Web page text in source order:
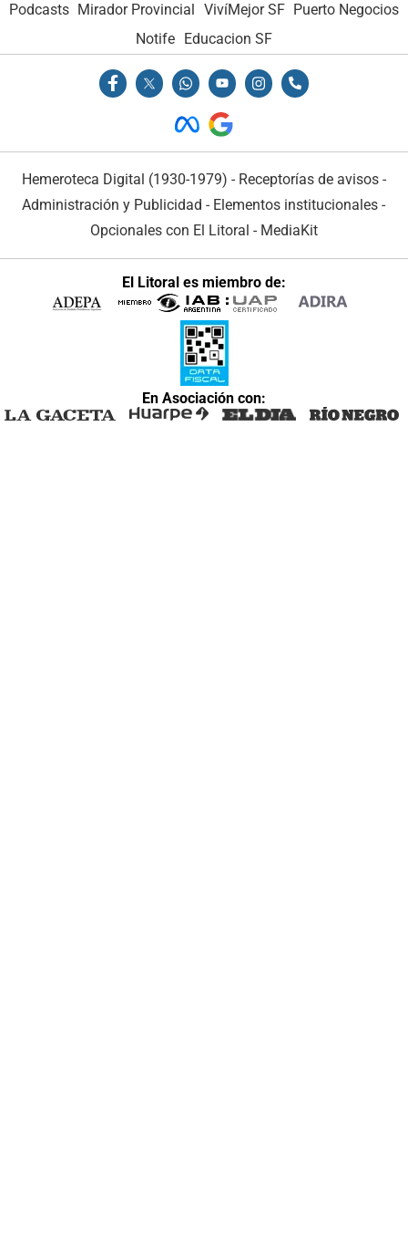
Podcasts Mirador Provincial VivíMejor SF Puerto Negocios
Notife
Educacion SF
Hemeroteca Digital (1930-1979) - Receptorías de avisos -
Administración y Publicidad - Elementos institucionales -
Opcionales con El Litoral - MediaKit
El Litoral es miembro de:
En Asociación con: